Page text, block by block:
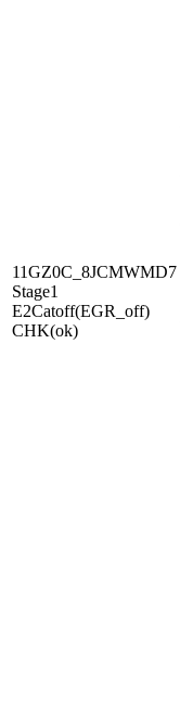
11GZ0C_8JCMWMD7
Stage1
E2Catoff(EGR_off)
CHK(ok)